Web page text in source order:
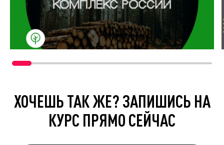
ХОЧЕШЬ ТАК ЖЕ? ЗАПИШИСЬ НА
КУРС ПРЯМО СЕЙЧАС